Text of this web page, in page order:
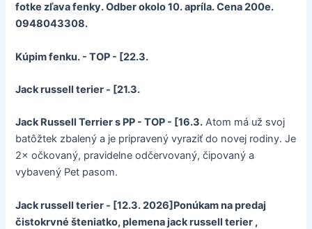
fotke zľava fenky. Odber okolo 10. apríla. Cena 200e.
0948043308.
Kúpim fenku. - TOP - [22.3.
Jack russell terier - [21.3.
Jack Russell Terrier s PP - TOP - [16.3. Atom má už svoj
batôžtek zbalený a je pripravený vyraziť do novej rodiny. Je
2× očkovaný, pravidelne odčervovaný, čipovaný a
vybavený Pet pasom.
Jack russell terier - [12.3. 2026]Ponúkam na predaj
čistokrvné šteniatko, plemena jack russell terier ,